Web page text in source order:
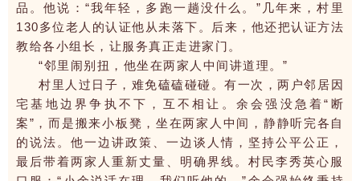
品。他说：“我年轻，多跑一趟没什么。”几年来，村里
130多位老人的认证他从未落下。后来，他还把认证方法
教给各小组长，让服务真正走进家门。
“邻里闹别扭，他坐在两家人中间讲道理。”
村里人过日子，难免磕磕碰碰。有一次，两户邻居因
宅基地边界争执不下，互不相让。余会强没急着“断
案”，而是搬来小板凳，坐在两家人中间，静静听完各自
的说法。他一边讲政策、一边谈人情，坚持公平公正，
最后带着两家人重新丈量、明确界线。村民李秀英心服